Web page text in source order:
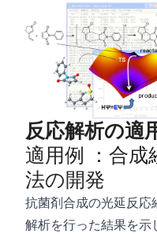
反応解析の適
適用例 ：合成
法の開発
抗菌剤合成の光延反応
解析を行った結果を示